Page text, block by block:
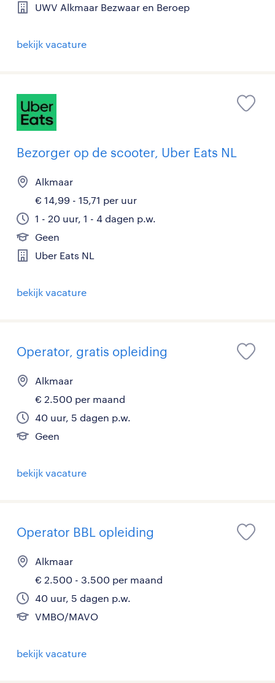
UWV Alkmaar Bezwaar en Beroep
bekijk vacature
Bezorger op de scooter, Uber Eats NL
Alkmaar
€ 14,99 - 15,71 per uur
1 - 20 uur, 1 - 4 dagen p.w.
Geen
Uber Eats NL
bekijk vacature
Operator, gratis opleiding
Alkmaar
€ 2.500 per maand
40 uur, 5 dagen p.w.
Geen
bekijk vacature
Operator BBL opleiding
Alkmaar
€ 2.500 - 3.500 per maand
40 uur, 5 dagen p.w.
VMBO/MAVO
bekijk vacature